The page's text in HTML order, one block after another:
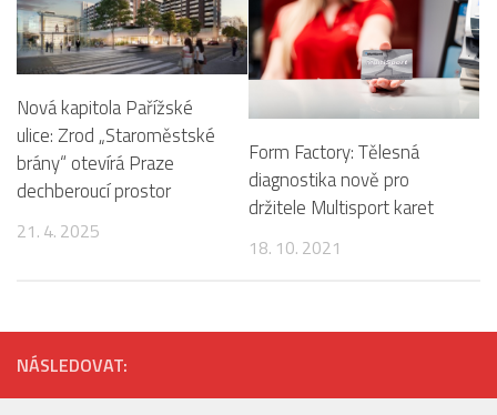
Nová kapitola Pařížské
ulice: Zrod „Staroměstské
brány“ otevírá Praze
dechberoucí prostor
21. 4. 2025
Form Factory: Tělesná
diagnostika nově pro
držitele Multisport karet
18. 10. 2021
NÁSLEDOVAT: